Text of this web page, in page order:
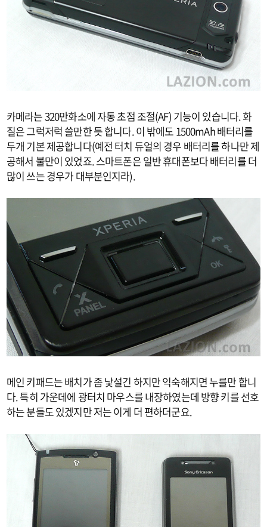
카메라는 320만화소에 자동 초점 조절(AF) 기능이 있습니다. 화
질은 그럭저럭 쓸만한 듯 합니다. 이 밖에도 1500mAh 배터리를
두개 기본 제공합니다(예전 터치 듀얼의 경우 배터리를 하나만 제
공해서 불만이 있었죠. 스마트폰은 일반 휴대폰보다 배터리를 더
많이 쓰는 경우가 대부분인지라).
메인 키패드는 배치가 좀 낯설긴 하지만 익숙해지면 누를만 합니
다. 특히 가운데에 광터치 마우스를 내장하였는데 방향 키를 선호
하는 분들도 있겠지만 저는 이게 더 편하더군요.